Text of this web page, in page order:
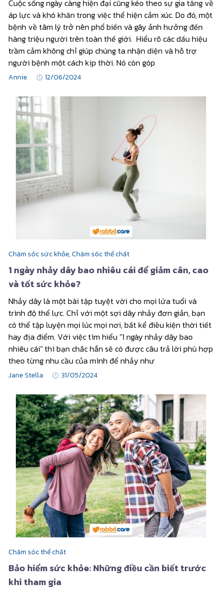
Cuộc sống ngày càng hiện đại cũng kéo theo sự gia tăng về
áp lực và khó khăn trong việc thể hiện cảm xúc. Do đó, một
bệnh về tâm lý trở nên phổ biến và gây ảnh hưởng đến
hàng triệu người trên toàn thế giới. Hiểu rõ các dấu hiệu
trầm cảm không chỉ giúp chúng ta nhận diện và hỗ trợ
người bệnh một cách kịp thời. Nó còn góp
Annie 12/06/2024
Chăm sóc sức khỏe,Chăm sóc thể chất
1 ngày nhảy dây bao nhiêu cái để giảm cân, cao
và tốt sức khỏe?
Nhảy dây là một bài tập tuyệt vời cho mọi lứa tuổi và
trình độ thể lực. Chỉ với một sợi dây nhảy đơn giản, bạn
có thể tập luyện mọi lúc mọi nơi, bất kể điều kiện thời tiết
hay địa điểm. Với việc tìm hiểu "1 ngày nhảy dây bao
nhiêu cái" thì bạn chắc hẳn sẽ có được câu trả lời phù hợp
theo từng nhu cầu của mình để nhảy như
Jane Stella 31/05/2024
Chăm sóc thể chất
Bảo hiểm sức khỏe: Những điều cần biết trước
khi tham gia